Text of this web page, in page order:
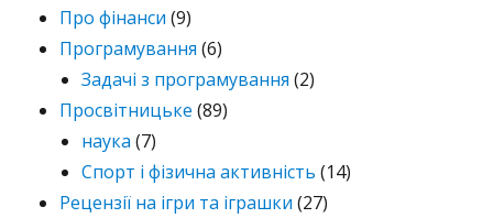
Про фінанси (9)
Програмування (6)
Задачі з програмування (2)
Просвітницьке (89)
наука (7)
Спорт і фізична активність (14)
Рецензії на ігри та іграшки (27)